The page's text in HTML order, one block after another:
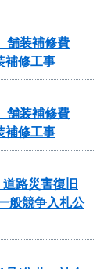
舗装補修費
補修工事
舗装補修費
補修工事
路災害復旧
般競争入札公